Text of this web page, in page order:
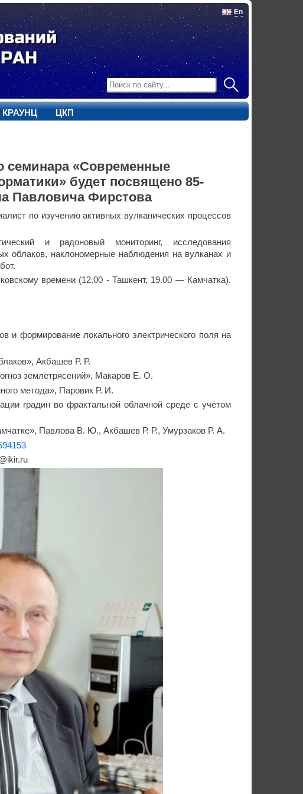
En
КРАУНЦ
ЦКП
семинара «Современные
будет посвящено 85-
Павловича Фирстова
по изучению активных вулканических процессов
и радоновый мониторинг, исследования
облаков, наклономерные наблюдения на вулканах и
времени (12.00 - Ташкент, 19.00 — Камчатка).
и формирование локального электрического поля на
Акбашев Р. Р.
землетрясений», Макаров Е. О.
метода», Паровик Р. И.
градин во фрактальной облачной среде с учётом
Павлова В. Ю., Акбашев Р. Р., Умурзаков Р. А.